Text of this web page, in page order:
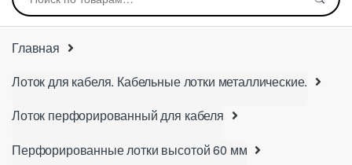
Главная
Лоток для кабеля. Кабельные лотки металлические.
Лоток перфорированный для кабеля
Перфорированные лотки высотой 60 мм